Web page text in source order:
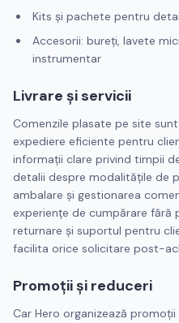
Kits și pachete pentru
Accesorii: bureți, lavete
instrumentar
Livrare și servicii
Comenzile plasate pe site
expediere eficiente pentru
informații clare privind timpii
detalii despre modalitățile de
ambalare și gestionarea
experiențe de cumpărare fără
returnare și suportul pentru
facilita orice solicitare post-
Promoții și reduceri
Car Hero organizează